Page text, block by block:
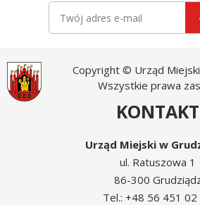
Copyright © Urząd
Wszystkie prawa
KONTAKT
Urząd Miejski w
ul. Ratuszowa 1
86-300
Tel.: +48 56 451 02